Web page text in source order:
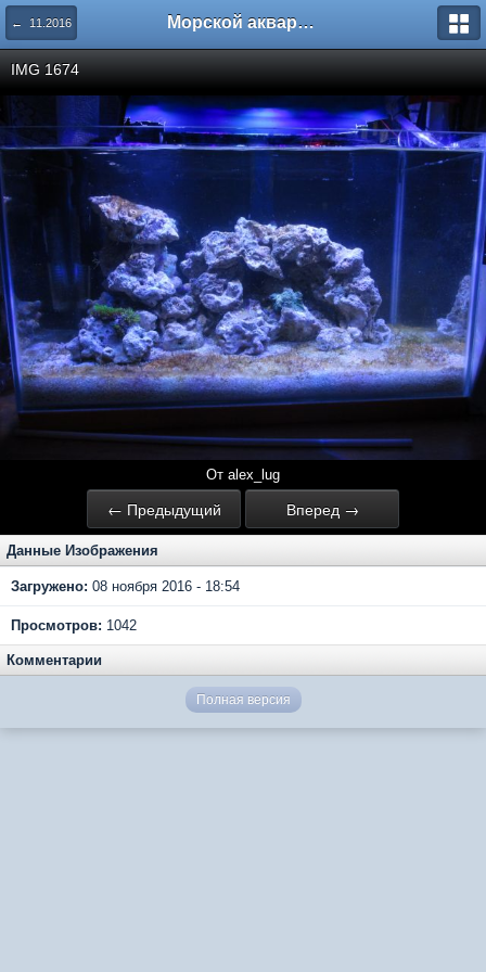
← 11.2016 Морской аквариум. Форумы ReefCentral.ru
IMG 1674
От alex_lug
← Предыдущий Вперед →
Данные Изображения
Загружено: 08 ноября 2016 - 18:54
Просмотров: 1042
Комментарии
Полная версия